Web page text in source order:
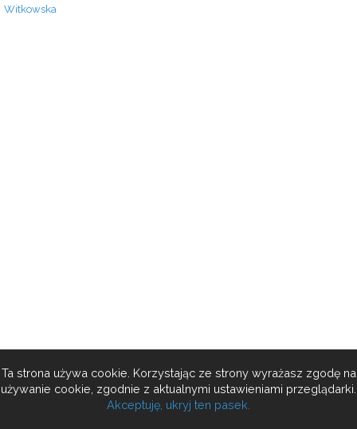
Witkowska
Ta strona używa cookie. Korzystając ze strony wyrażasz zgodę na
używanie cookie, zgodnie z aktualnymi ustawieniami przeglądarki.
Akceptuję, ukryj ten pasek.